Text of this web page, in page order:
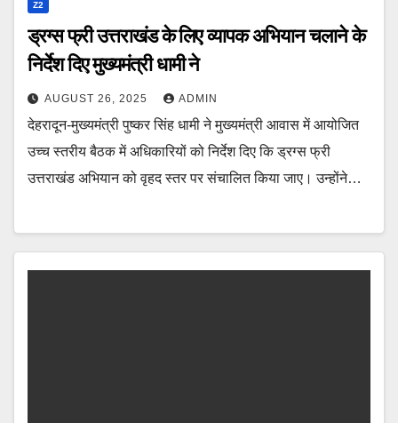
Z2
ड्रग्स फ्री उत्तराखंड के लिए व्यापक अभियान चलाने के
निर्देश दिए मुख्यमंत्री धामी ने
AUGUST 26, 2025 ADMIN
देहरादून-मुख्यमंत्री पुष्कर सिंह धामी ने मुख्यमंत्री आवास में आयोजित
उच्च स्तरीय बैठक में अधिकारियों को निर्देश दिए कि ड्रग्स फ्री
उत्तराखंड अभियान को वृहद स्तर पर संचालित किया जाए। उन्होंने…